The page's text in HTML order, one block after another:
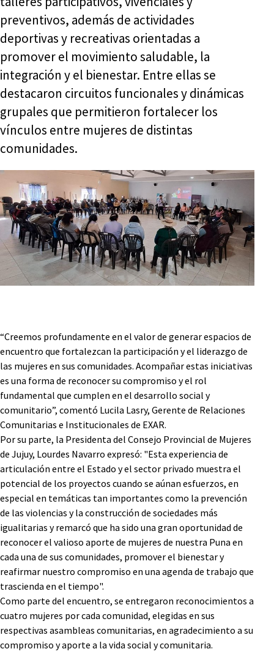
preventivos, además de actividades
deportivas y recreativas orientadas a
promover el movimiento saludable, la
integración y el bienestar. Entre ellas se
destacaron circuitos funcionales y dinámicas
grupales que permitieron fortalecer los
vínculos entre mujeres de distintas
comunidades.
“Creemos profundamente en el valor de generar espacios de
encuentro que fortalezcan la participación y el liderazgo de
las mujeres en sus comunidades. Acompañar estas iniciativas
es una forma de reconocer su compromiso y el rol
fundamental que cumplen en el desarrollo social y
comunitario”, comentó Lucila Lasry, Gerente de Relaciones
Comunitarias e Institucionales de EXAR.
Por su parte, la Presidenta del Consejo Provincial de Mujeres
de Jujuy, Lourdes Navarro expresó: "Esta experiencia de
articulación entre el Estado y el sector privado muestra el
potencial de los proyectos cuando se aúnan esfuerzos, en
especial en temáticas tan importantes como la prevención
de las violencias y la construcción de sociedades más
igualitarias y remarcó que ha sido una gran oportunidad de
reconocer el valioso aporte de mujeres de nuestra Puna en
cada una de sus comunidades, promover el bienestar y
reafirmar nuestro compromiso en una agenda de trabajo que
trascienda en el tiempo".
Como parte del encuentro, se entregaron reconocimientos a
cuatro mujeres por cada comunidad, elegidas en sus
respectivas asambleas comunitarias, en agradecimiento a su
compromiso y aporte a la vida social y comunitaria.